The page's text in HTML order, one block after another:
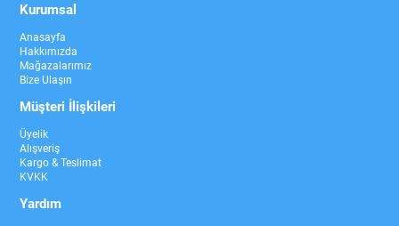
Kurumsal
Anasayfa
Hakkımızda
Mağazalarımız
Bize Ulaşın
Müşteri İlişkileri
Üyelik
Alışveriş
Kargo & Teslimat
KVKK
Yardım